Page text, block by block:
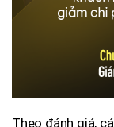
Theo đánh giá,